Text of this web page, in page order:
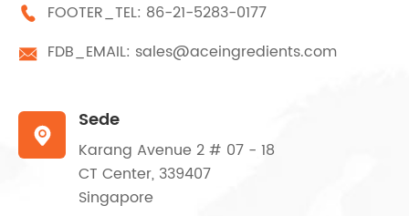
 FOOTER_TEL: 86-21-5283-0177
 FDB_EMAIL: sales@aceingredients.com

Sede
Karang Avenue 2 # 07 - 18
CT Center, 339407
Singapore